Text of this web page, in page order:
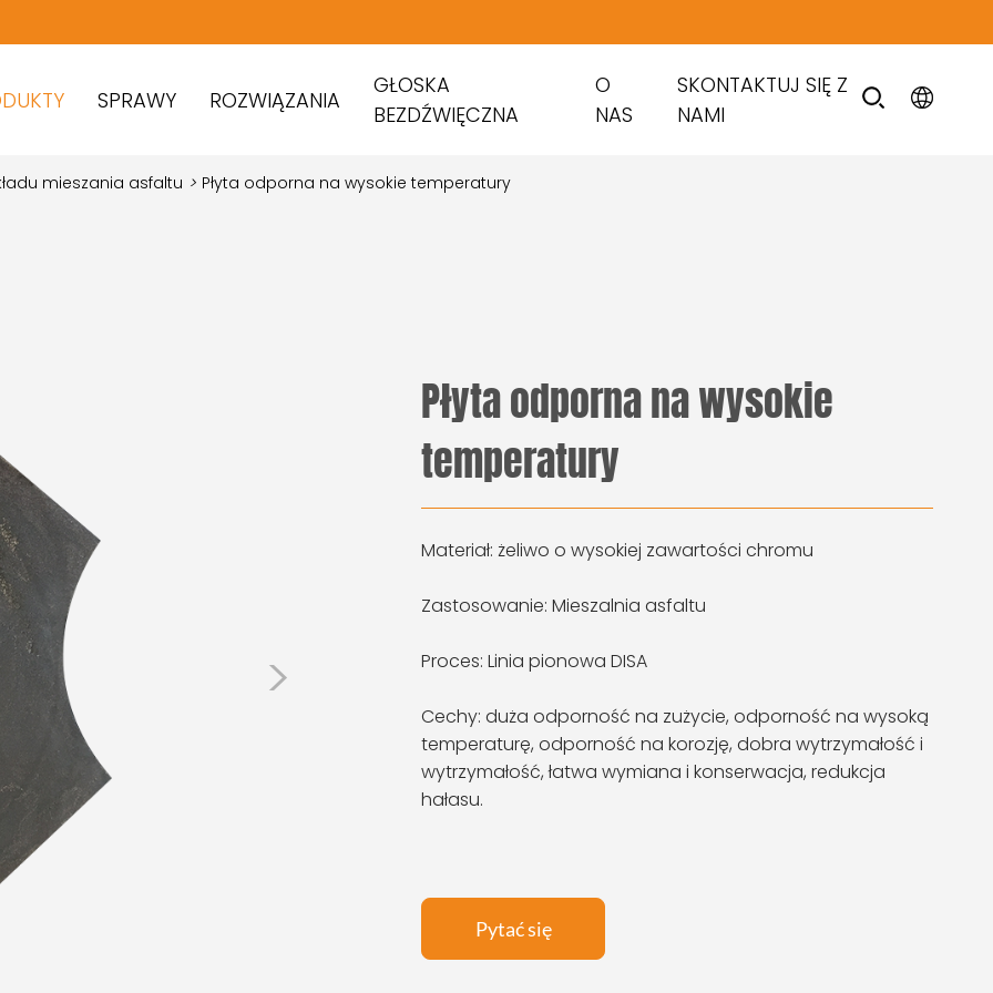
SPRAWY ROZWIĄZANIA
GŁOSKA
BEZDŹWIĘCZNA
O
NAS
SKONTAKTUJ SIĘ Z
NAMI
mieszania asfaltu > Płyta odporna na wysokie temperatury
>
Płyta odporna na wysokie
temperatury
Materiał: żeliwo o wysokiej zawartości chromu
Zastosowanie: Mieszalnia asfaltu
Proces: Linia pionowa DISA
Cechy: duża odporność na zużycie, odporność na wysoką
temperaturę, odporność na korozję, dobra wytrzymałość i
wytrzymałość, łatwa wymiana i konserwacja, redukcja
hałasu.
Pytać się